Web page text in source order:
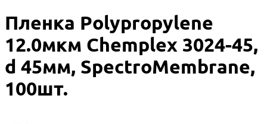
Пленка Polypropylene
12.0мкм Chemplex 3024-45,
d 45мм, SpectroMembrane,
100шт.